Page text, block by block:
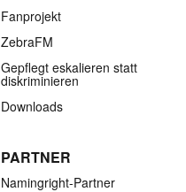
Fanprojekt
ZebraFM
Gepflegt eskalieren statt
diskriminieren
Downloads
PARTNER
Namingright-Partner